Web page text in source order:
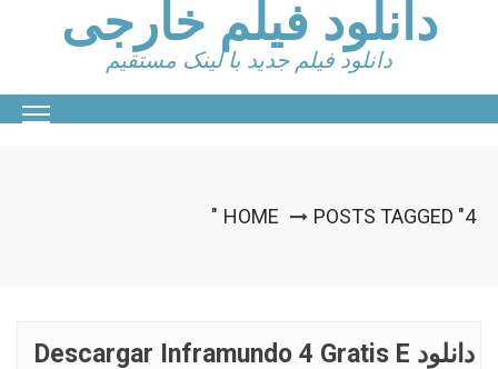
دانلود فیلم خارجی
دانلود فیلم جدید با لینک مستقیم
HOME POSTS TAGGED "4"
دانلود Descargar Inframundo 4 Gratis E